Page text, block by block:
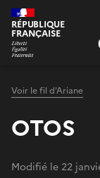
Panneau de
RÉPUBLIQUE
FRANÇAISE
Voir le fil d'Ariane
OTOS
Modifié le 22